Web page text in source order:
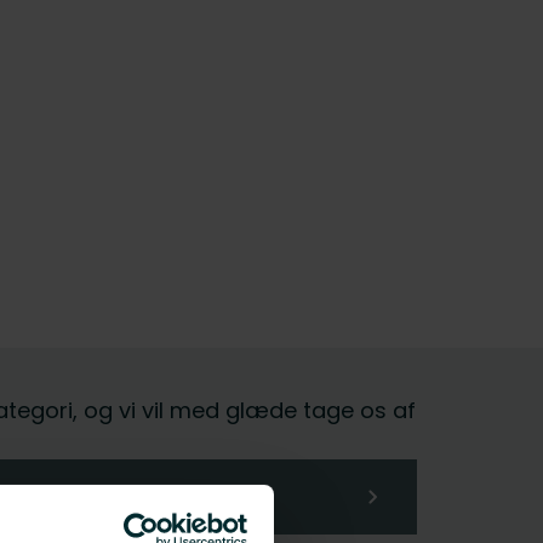
og vi vil med glæde tage os af